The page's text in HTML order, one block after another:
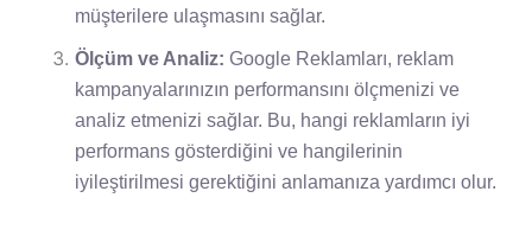
müşterilere ulaşmasını sağlar.
Ölçüm ve Analiz: Google Reklamları, reklam
kampanyalarınızın performansını ölçmenizi ve
analiz etmenizi sağlar. Bu, hangi reklamların iyi
performans gösterdiğini ve hangilerinin
iyileştirilmesi gerektiğini anlamanıza yardımcı olur.